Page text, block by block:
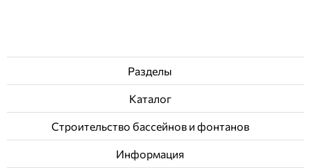
Разделы
Каталог
Строительство бассейнов и фонтанов
Информация